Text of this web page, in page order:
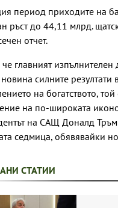
период приходите на
ръст до 44,11 млрд.
отчет.
главният
силните резултати
на богатството,
на по-широката
на САЩ Доналд
седмица, обявявайки
СТАТИИ